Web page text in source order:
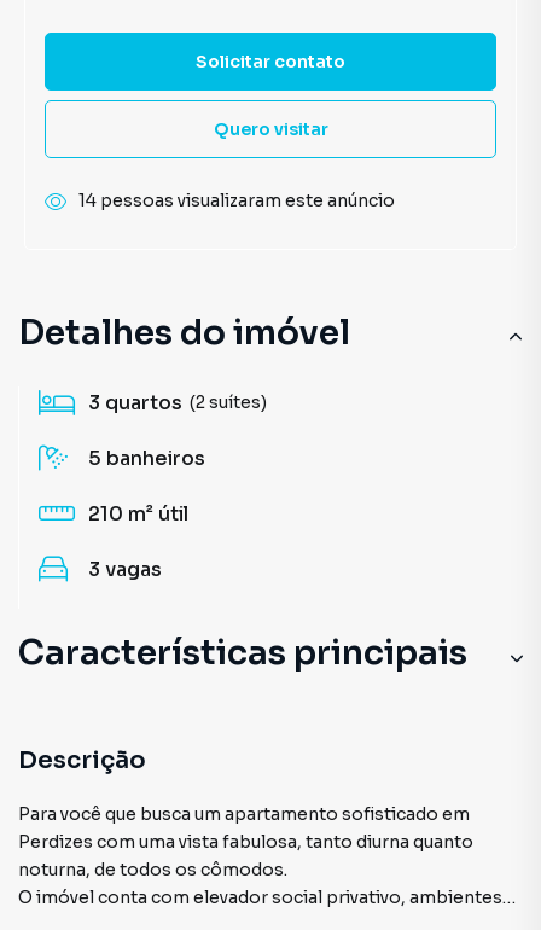
Detalhes do imóvel
3 quartos (2 suítes)
5 banheiros
210 m² útil
3 vagas
Características principais
Ar-Condicionado
Portaria 24h
Andar Alto
Descrição
Para você que busca um apartamento sofisticado em
Perdizes com uma vista fabulosa, tanto diurna quanto
noturna, de todos os cômodos.
O imóvel conta com elevador social privativo, ambientes
Solicitar contato
Quero visitar
14 pessoas visualizaram este anúncio